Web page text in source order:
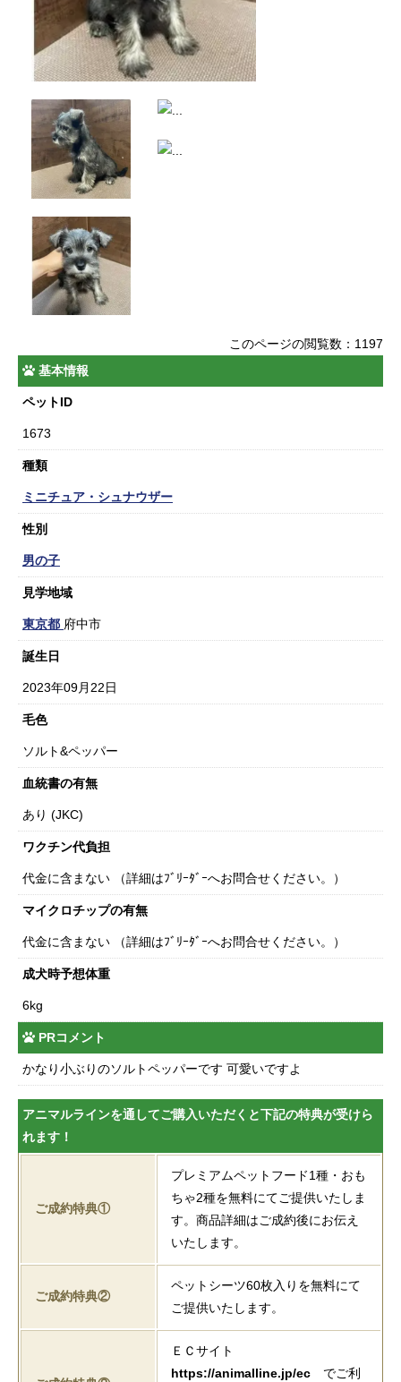
このページの閲覧数：1197
基本情報
ペットID
1673
種類
ミニチュア・シュナウザー
性別
男の子
見学地域
東京都 府中市
誕生日
2023年09月22日
毛色
ソルト&ペッパー
血統書の有無
あり (JKC)
ワクチン代負担
代金に含まない （詳細はﾌﾞﾘｰﾀﾞｰへお問合せください。）
マイクロチップの有無
代金に含まない （詳細はﾌﾞﾘｰﾀﾞｰへお問合せください。）
成犬時予想体重
6kg
PRコメント
かなり小ぶりのソルトペッパーです 可愛いですよ
アニマルラインを通してご購入いただくと下記の特典が受けら
れます！
ご成約特典①
プレミアムペットフード1種・おも
ちゃ2種を無料にてご提供いたしま
す。商品詳細はご成約後にお伝え
いたします。
ご成約特典②
ペットシーツ60枚入りを無料にて
ご提供いたします。
ＥＣサイト
https://animalline.jp/ec でご利